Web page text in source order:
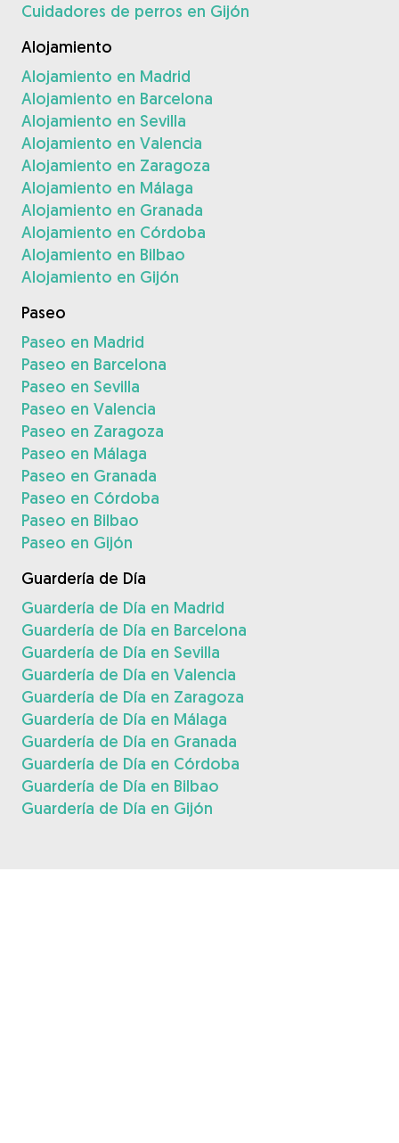
Cuidadores de perros en Gijón
Alojamiento
Alojamiento en Madrid
Alojamiento en Barcelona
Alojamiento en Sevilla
Alojamiento en Valencia
Alojamiento en Zaragoza
Alojamiento en Málaga
Alojamiento en Granada
Alojamiento en Córdoba
Alojamiento en Bilbao
Alojamiento en Gijón
Paseo
Paseo en Madrid
Paseo en Barcelona
Paseo en Sevilla
Paseo en Valencia
Paseo en Zaragoza
Paseo en Málaga
Paseo en Granada
Paseo en Córdoba
Paseo en Bilbao
Paseo en Gijón
Guardería de Día
Guardería de Día en Madrid
Guardería de Día en Barcelona
Guardería de Día en Sevilla
Guardería de Día en Valencia
Guardería de Día en Zaragoza
Guardería de Día en Málaga
Guardería de Día en Granada
Guardería de Día en Córdoba
Guardería de Día en Bilbao
Guardería de Día en Gijón